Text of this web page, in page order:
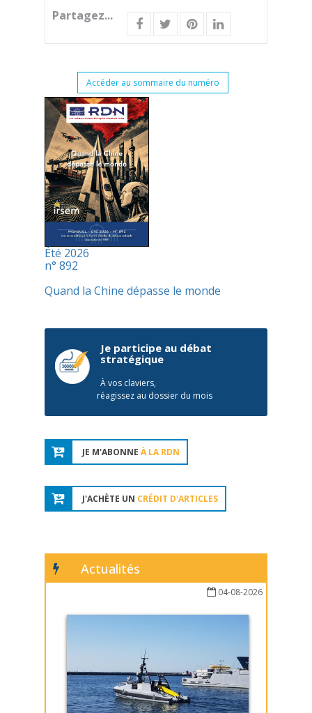
Partagez...
Accéder au sommaire du numéro
Été 2026
n° 892
Quand la Chine dépasse le monde
Je participe au débat
stratégique
À vos claviers,
réagissez au dossier du mois
JE M'ABONNE À LA RDN
J'ACHÈTE UN CRÉDIT D'ARTICLES
Actualités
04-08-2026